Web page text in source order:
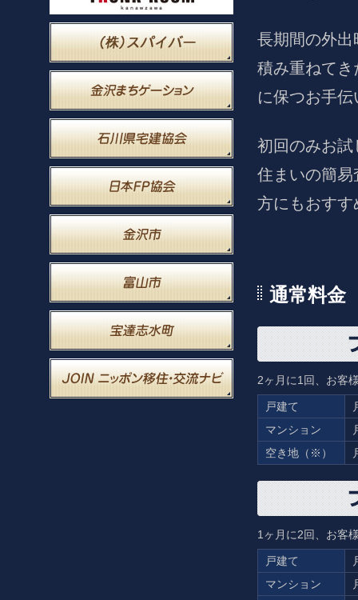
長期間の外
積み重ねて
に保つお手
初回のみお
住まいの簡
方にもおすす
通常料金
2ヶ月に1回、お客
戸建て
マンション
空き地（※）
1ヶ月に2回、お客
戸建て
マンション